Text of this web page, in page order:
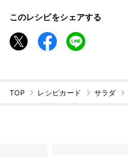
このレシピをシェアする
TOP レシピカード サラダ